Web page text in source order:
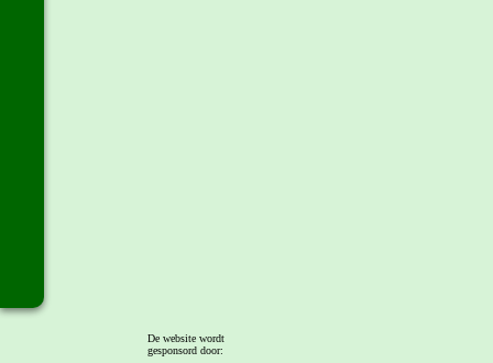
De website wordt
gesponsord door: